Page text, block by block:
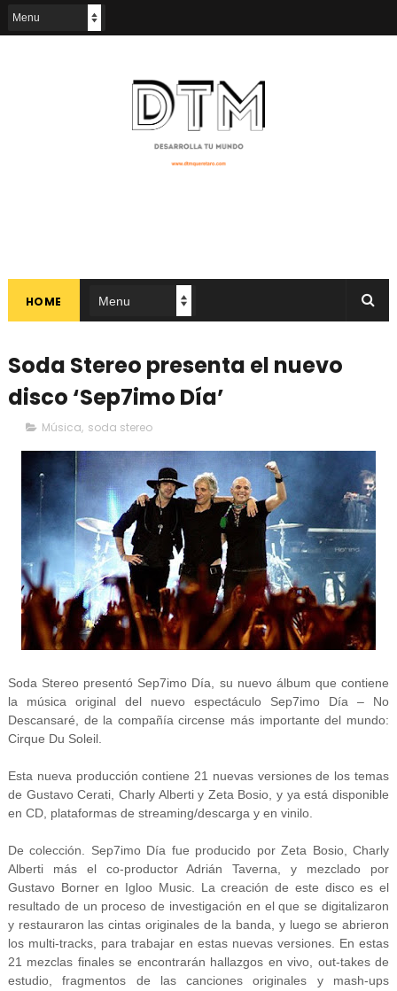
HOME
Soda Stereo presenta el nuevo
disco ‘Sep7imo Día’
Música, soda stereo
Soda Stereo presentó Sep7imo Día, su nuevo álbum que contiene
la música original del nuevo espectáculo Sep7imo Día – No
Descansaré, de la compañía circense más importante del mundo:
Cirque Du Soleil.
Esta nueva producción contiene 21 nuevas versiones de los temas
de Gustavo Cerati, Charly Alberti y Zeta Bosio, y ya está disponible
en CD, plataformas de streaming/descarga y en vinilo.
De colección. Sep7imo Día fue producido por Zeta Bosio, Charly
Alberti más el co-productor Adrián Taverna, y mezclado por
Gustavo Borner en Igloo Music. La creación de este disco es el
resultado de un proceso de investigación en el que se digitalizaron
y restauraron las cintas originales de la banda, y luego se abrieron
los multi-tracks, para trabajar en estas nuevas versiones. En estas
21 mezclas finales se encontrarán hallazgos en vivo, out-takes de
estudio, fragmentos de las canciones originales y mash-ups